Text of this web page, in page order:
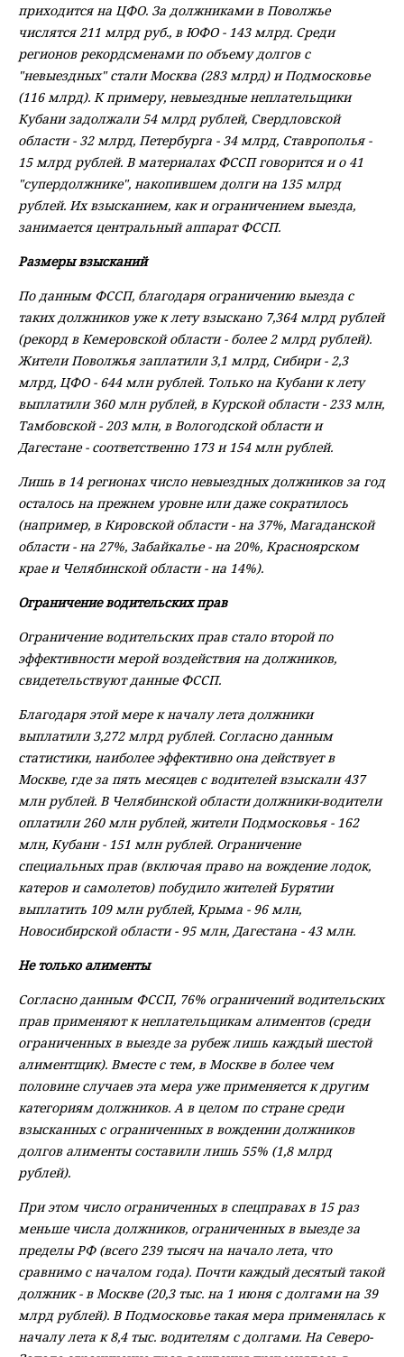
приходится на ЦФО. За должниками в Поволжье
числятся 211 млрд руб., в ЮФО - 143 млрд. Среди
регионов рекордсменами по объему долгов с
"невыездных" стали Москва (283 млрд) и Подмосковье
(116 млрд). К примеру, невыездные неплательщики
Кубани задолжали 54 млрд рублей, Свердловской
области - 32 млрд, Петербурга - 34 млрд, Ставрополья -
15 млрд рублей. В материалах ФССП говорится и о 41
"супердолжнике", накопившем долги на 135 млрд
рублей. Их взысканием, как и ограничением выезда,
занимается центральный аппарат ФССП.
Размеры взысканий
По данным ФССП, благодаря ограничению выезда с
таких должников уже к лету взыскано 7,364 млрд рублей
(рекорд в Кемеровской области - более 2 млрд рублей).
Жители Поволжья заплатили 3,1 млрд, Сибири - 2,3
млрд, ЦФО - 644 млн рублей. Только на Кубани к лету
выплатили 360 млн рублей, в Курской области - 233 млн,
Тамбовской - 203 млн, в Вологодской области и
Дагестане - соответственно 173 и 154 млн рублей.
Лишь в 14 регионах число невыездных должников за год
осталось на прежнем уровне или даже сократилось
(например, в Кировской области - на 37%, Магаданской
области - на 27%, Забайкалье - на 20%, Красноярском
крае и Челябинской области - на 14%).
Ограничение водительских прав
Ограничение водительских прав стало второй по
эффективности мерой воздействия на должников,
свидетельствуют данные ФССП.
Благодаря этой мере к началу лета должники
выплатили 3,272 млрд рублей. Согласно данным
статистики, наиболее эффективно она действует в
Москве, где за пять месяцев с водителей взыскали 437
млн рублей. В Челябинской области должники-водители
оплатили 260 млн рублей, жители Подмосковья - 162
млн, Кубани - 151 млн рублей. Ограничение
специальных прав (включая право на вождение лодок,
катеров и самолетов) побудило жителей Бурятии
выплатить 109 млн рублей, Крыма - 96 млн,
Новосибирской области - 95 млн, Дагестана - 43 млн.
Не только алименты
Согласно данным ФССП, 76% ограничений водительских
прав применяют к неплательщикам алиментов (среди
ограниченных в выезде за рубеж лишь каждый шестой
алиментщик). Вместе с тем, в Москве в более чем
половине случаев эта мера уже применяется к другим
категориям должников. А в целом по стране среди
взысканных с ограниченных в вождении должников
долгов алименты составили лишь 55% (1,8 млрд
рублей).
При этом число ограниченных в спецправах в 15 раз
меньше числа должников, ограниченных в выезде за
пределы РФ (всего 239 тысяч на начало лета, что
сравнимо с началом года). Почти каждый десятый такой
должник - в Москве (20,3 тыс. на 1 июня с долгами на 39
млрд рублей). В Подмосковье такая мера применялась к
началу лета к 8,4 тыс. водителям с долгами. На Северо-